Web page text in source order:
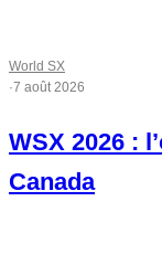
World SX
·7 août 2026
WSX 2026 :
Canada